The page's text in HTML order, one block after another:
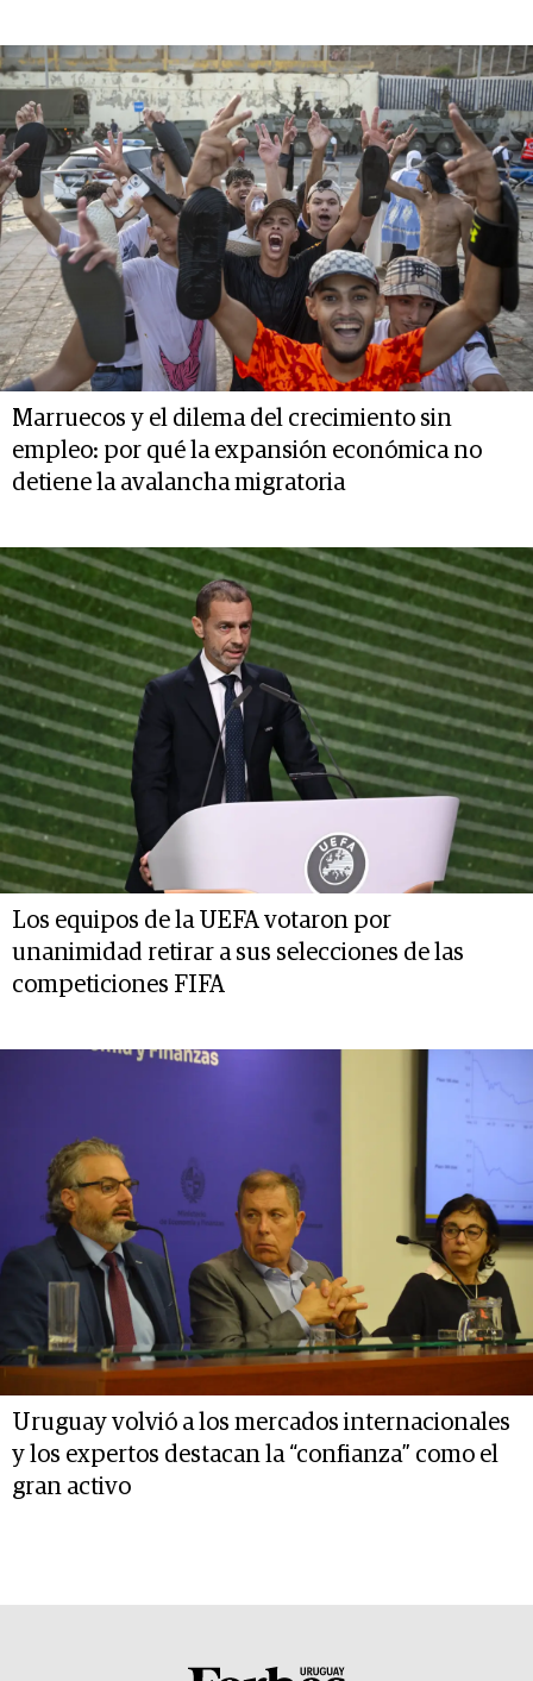
Marruecos y el dilema del crecimiento sin
empleo: por qué la expansión económica no
detiene la avalancha migratoria
Los equipos de la UEFA votaron por
unanimidad retirar a sus selecciones de las
competiciones FIFA
Uruguay volvió a los mercados internacionales
y los expertos destacan la “confianza” como el
gran activo